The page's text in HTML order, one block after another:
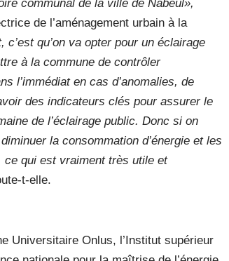
communal de la ville de Nabeul»,
de l’aménagement urbain à la
qu’on va opter pour un éclairage
à la commune de contrôler
l’immédiat en cas d’anomalies, de
des indicateurs clés pour assurer le
de l’éclairage public. Donc si on
la consommation d’énergie et les
ce qui est vraiment très utile et
t-elle.
Universitaire Onlus, l’Institut supérieur